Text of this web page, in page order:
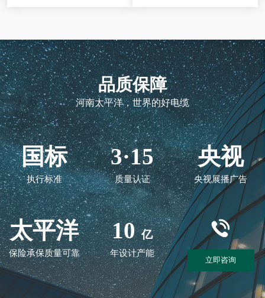
品质保障
河南太平洋，世界的好电缆
国标
执行标准
3·15
质量认证
央视
央视展播广告
太平洋
保险承保质量可靠
10 亿
年设计产能
立即咨询